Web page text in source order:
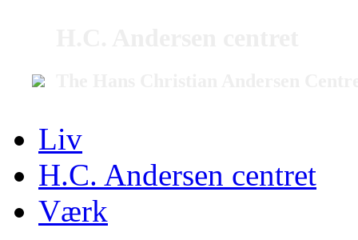
Liv
H.C. Andersen centret
Værk